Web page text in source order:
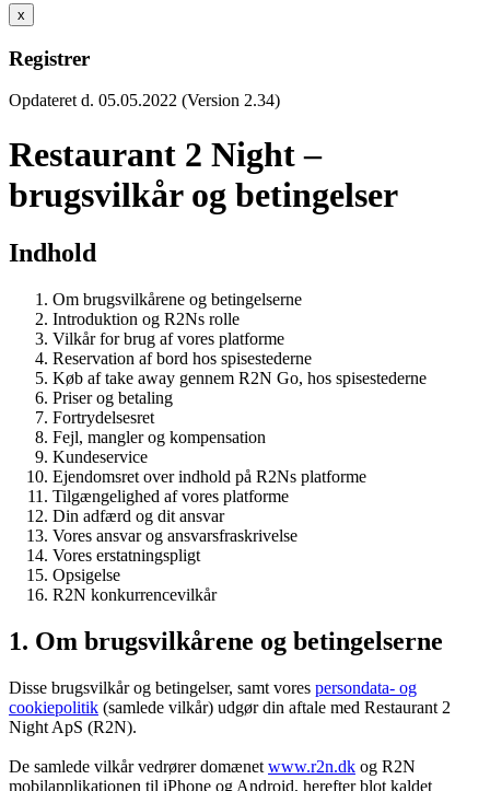
x
Registrer
Opdateret d. 05.05.2022 (Version 2.34)
Restaurant 2 Night –
brugsvilkår og betingelser
Indhold
Om brugsvilkårene og betingelserne
Introduktion og R2Ns rolle
Vilkår for brug af vores platforme
Reservation af bord hos spisestederne
Køb af take away gennem R2N Go, hos spisestederne
Priser og betaling
Fortrydelsesret
Fejl, mangler og kompensation
Kundeservice
Ejendomsret over indhold på R2Ns platforme
Tilgængelighed af vores platforme
Din adfærd og dit ansvar
Vores ansvar og ansvarsfraskrivelse
Vores erstatningspligt
Opsigelse
R2N konkurrencevilkår
1. Om brugsvilkårene og betingelserne
Disse brugsvilkår og betingelser, samt vores persondata- og
cookiepolitik (samlede vilkår) udgør din aftale med Restaurant 2
Night ApS (R2N).
De samlede vilkår vedrører domænet www.r2n.dk og R2N
mobilapplikationen til iPhone og Android, herefter blot kaldet